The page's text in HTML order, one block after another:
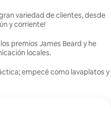
variedad de clientes, desde
y corriente!
premios James Beard y he
locales.
empecé como lavaplatos y